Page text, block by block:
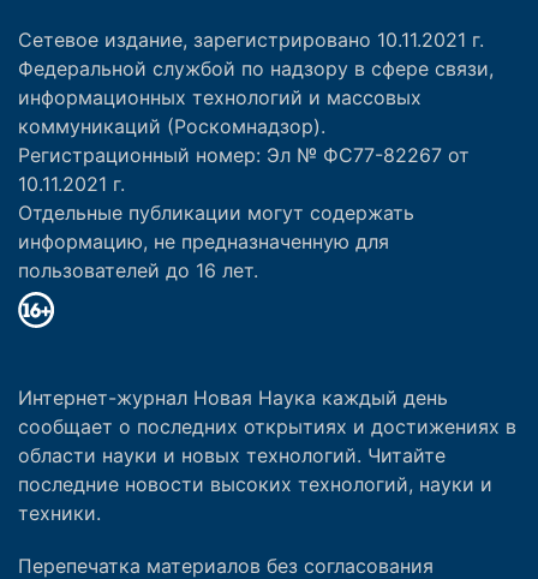
Сетевое издание, зарегистрировано 10.11.2021 г.
Федеральной службой по надзору в сфере связи,
информационных технологий и массовых
коммуникаций (Роскомнадзор).
Регистрационный номер: Эл № ФС77-82267 от
10.11.2021 г.
Отдельные публикации могут содержать
информацию, не предназначенную для
пользователей до 16 лет.
Интернет-журнал Новая Наука каждый день
сообщает о последних открытиях и достижениях в
области науки и новых технологий. Читайте
последние новости высоких технологий, науки и
техники.
Перепечатка материалов без согласования